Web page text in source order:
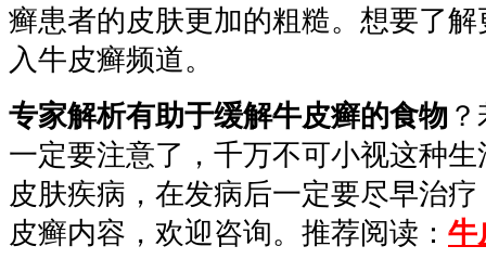
癣患者的皮肤更加的粗糙。想要了
入牛皮癣频道。
专家解析有助于缓解牛皮癣的食物
一定要注意了，千万不可小视这种
皮肤疾病，在发病后一定要尽早治
皮癣内容，欢迎咨询。推荐阅读： 牛